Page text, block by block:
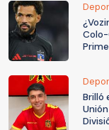
Colo-
Brilló